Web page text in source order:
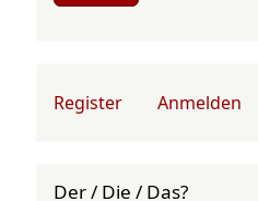
User account menu
Register Anmelden
Der / Die / Das?